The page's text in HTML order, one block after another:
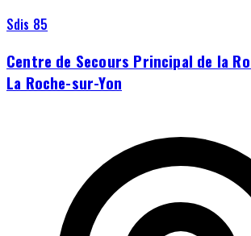
Sdis 85
Centre de Secours Principal de la
La Roche-sur-Yon